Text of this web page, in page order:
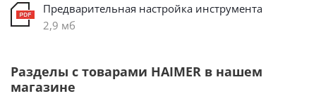
Предварительная настройка инструмента
2,9 мб
Разделы с товарами HAIMER в нашем
магазине